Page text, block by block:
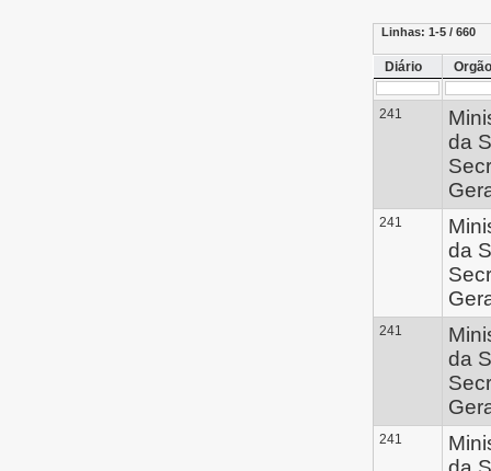
Linhas: 1-5 / 660
Diário Orgão
241
da
241
da
241
da
241